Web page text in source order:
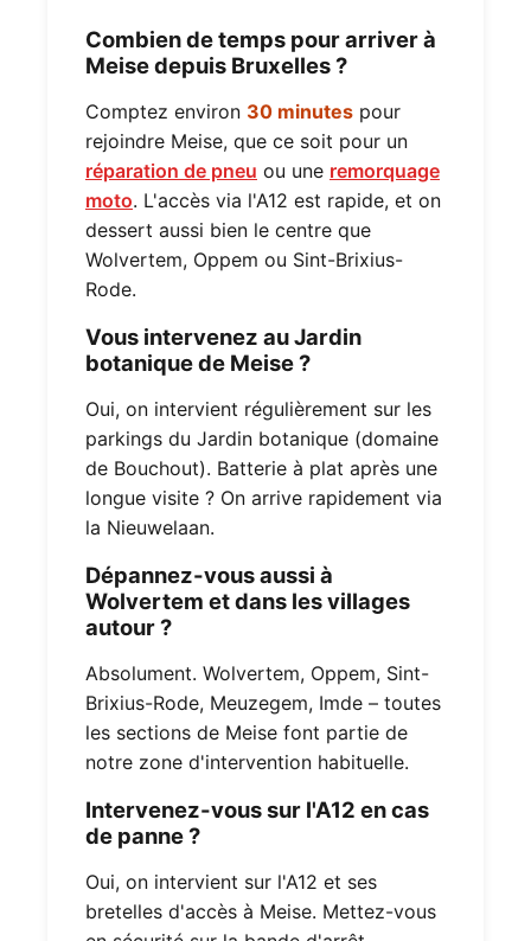
Combien de temps pour arriver à
Meise depuis Bruxelles ?
Comptez environ 30 minutes pour
rejoindre Meise, que ce soit pour un
réparation de pneu ou une remorquage
moto. L'accès via l'A12 est rapide, et on
dessert aussi bien le centre que
Wolvertem, Oppem ou Sint-Brixius-
Rode.
Vous intervenez au Jardin
botanique de Meise ?
Oui, on intervient régulièrement sur les
parkings du Jardin botanique (domaine
de Bouchout). Batterie à plat après une
longue visite ? On arrive rapidement via
la Nieuwelaan.
Dépannez-vous aussi à
Wolvertem et dans les villages
autour ?
Absolument. Wolvertem, Oppem, Sint-
Brixius-Rode, Meuzegem, Imde – toutes
les sections de Meise font partie de
notre zone d'intervention habituelle.
Intervenez-vous sur l'A12 en cas
de panne ?
Oui, on intervient sur l'A12 et ses
bretelles d'accès à Meise. Mettez-vous